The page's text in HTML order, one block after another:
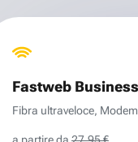
Fastweb
Fibra ultraveloce,